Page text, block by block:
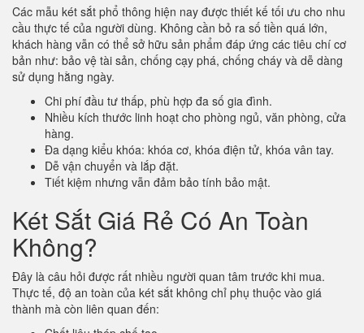
Các mẫu két sắt phổ thông hiện nay được thiết kế tối ưu cho nhu
cầu thực tế của người dùng. Không cần bỏ ra số tiền quá lớn,
khách hàng vẫn có thể sở hữu sản phẩm đáp ứng các tiêu chí cơ
bản như: bảo vệ tài sản, chống cạy phá, chống cháy và dễ dàng
sử dụng hằng ngày.
Chi phí đầu tư thấp, phù hợp đa số gia đình.
Nhiều kích thước linh hoạt cho phòng ngủ, văn phòng, cửa
hàng.
Đa dạng kiểu khóa: khóa cơ, khóa điện tử, khóa vân tay.
Dễ vận chuyển và lắp đặt.
Tiết kiệm nhưng vẫn đảm bảo tính bảo mật.
Két Sắt Giá Rẻ Có An Toàn
Không?
Đây là câu hỏi được rất nhiều người quan tâm trước khi mua.
Thực tế, độ an toàn của két sắt không chỉ phụ thuộc vào giá
thành mà còn liên quan đến: